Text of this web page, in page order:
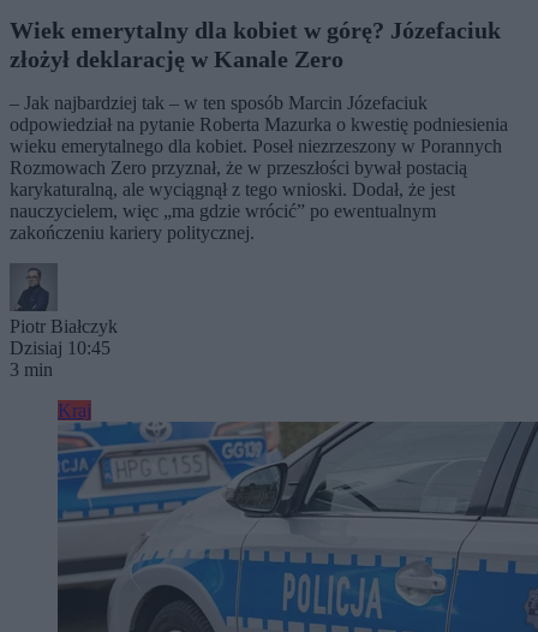
Wiek emerytalny dla kobiet w górę? Józefaciuk
złożył deklarację w Kanale Zero
– Jak najbardziej tak – w ten sposób Marcin Józefaciuk
odpowiedział na pytanie Roberta Mazurka o kwestię podniesienia
wieku emerytalnego dla kobiet. Poseł niezrzeszony w Porannych
Rozmowach Zero przyznał, że w przeszłości bywał postacią
karykaturalną, ale wyciągnął z tego wnioski. Dodał, że jest
nauczycielem, więc „ma gdzie wrócić” po ewentualnym
zakończeniu kariery politycznej.
Piotr Białczyk
Dzisiaj 10:45
3 min
Kraj